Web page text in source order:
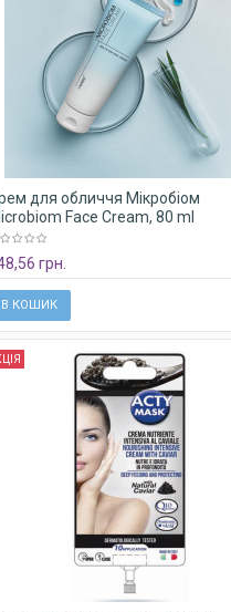
для обличчя Мікробіом
Face Cream, 80 ml
грн.
В КОШИК